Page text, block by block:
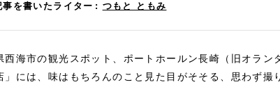
事を書いたライター つもと ともみ
西海市の観光スポット、ポートホールン長崎（旧オラン
」には、味はもちろんのこと見た目がそそる、思わず撮